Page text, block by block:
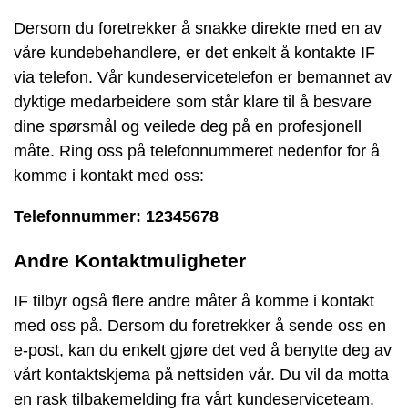
Dersom du foretrekker å snakke direkte med en av
våre kundebehandlere, er det enkelt å kontakte IF
via telefon. Vår kundeservicetelefon er bemannet av
dyktige medarbeidere som står klare til å besvare
dine spørsmål og veilede deg på en profesjonell
måte. Ring oss på telefonnummeret nedenfor for å
komme i kontakt med oss:
Telefonnummer: 12345678
Andre Kontaktmuligheter
IF tilbyr også flere andre måter å komme i kontakt
med oss på. Dersom du foretrekker å sende oss en
e-post, kan du enkelt gjøre det ved å benytte deg av
vårt kontaktskjema på nettsiden vår. Du vil da motta
en rask tilbakemelding fra vårt kundeserviceteam.